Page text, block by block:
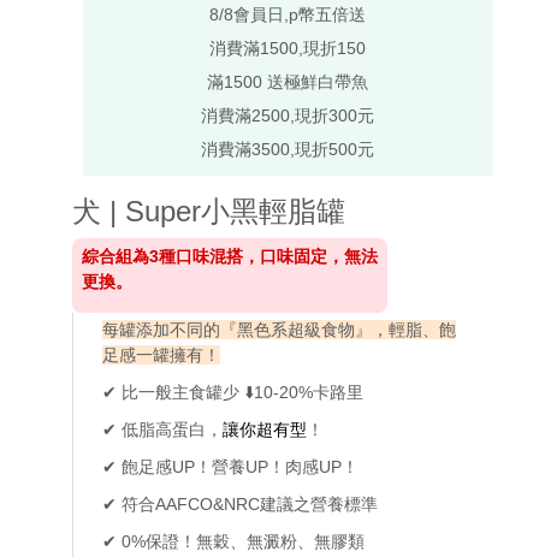
8/8會員日,p幣五倍送
消費滿1500,現折150
滿1500 送極鮮白帶魚
消費滿2500,現折300元
消費滿3500,現折500元
犬 | Super小黑輕脂罐
綜合組為3種口味混搭，口味固定，無法
更換。
每罐添加不同的『黑色系超級食物』，輕脂、飽
足感一罐擁有！
✔ 比一般主食罐少 ⬇️10-20%卡路里
✔ 低脂高蛋白， 讓你超有型 ！
✔ 飽足感UP！營養UP！肉感UP！
✔ 符合AAFCO&NRC建議之營養標準
✔ 0%保證！無穀、無澱粉、無膠類